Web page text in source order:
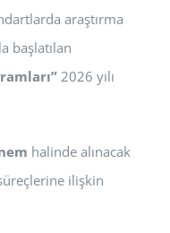
araştırma
başlatılan
2026 yılı
halinde alınacak
ilişkin